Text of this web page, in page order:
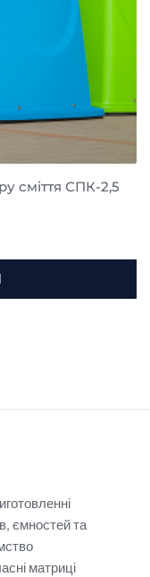
сміття СПК-2,5
ємностей та
матриці